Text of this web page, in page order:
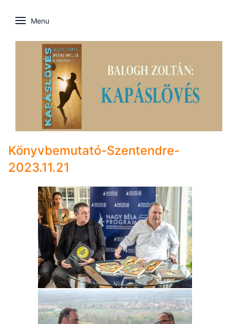
Menu
Könyvbemutató-Szentendre-
2023.11.21